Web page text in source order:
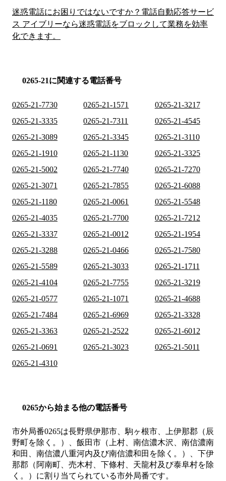
迷惑電話にお困りではないですか？電話自動応答サービ
ス アイブリーなら迷惑電話をブロックして業務を効率
化できます。
0265-21に関連する電話番号
0265-21-7730 0265-21-1571
0265-21-3217
0265-21-3335
0265-21-7311
0265-21-4545
0265-21-3089
0265-21-3345
0265-21-3110
0265-21-1910
0265-21-1130
0265-21-3325
0265-21-5002
0265-21-7740
0265-21-7270
0265-21-3071
0265-21-7855
0265-21-6088
0265-21-1180
0265-21-0061
0265-21-5548
0265-21-4035
0265-21-7700
0265-21-7212
0265-21-3337
0265-21-0012
0265-21-1954
0265-21-3288
0265-21-0466
0265-21-7580
0265-21-5589
0265-21-3033
0265-21-1711
0265-21-4104
0265-21-7755
0265-21-3219
0265-21-0577
0265-21-1071
0265-21-4688
0265-21-7484
0265-21-6969
0265-21-3328
0265-21-3363
0265-21-2522
0265-21-6012
0265-21-0691
0265-21-3023
0265-21-5011
0265-21-4310
0265から始まる他の電話番号
市外局番0265は長野県伊那市、駒ヶ根市、上伊那郡（辰
野町を除く。）、飯田市（上村、南信濃木沢、南信濃南
和田、南信濃八重河内及び南信濃和田を除く。）、下伊
那郡（阿南町、売木村、下條村、天龍村及び泰阜村を除
く。） に割り当てられている市外局番です。